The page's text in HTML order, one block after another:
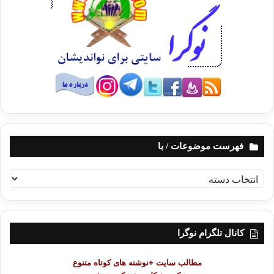
دست آوردن آن را داريم كسب پست و جايگاه والایی در اجتماع است.
به گونه­اي تربيت نشده­ايم كه دغدغه­ي اصلي­مان در زندگي­ مقام و ارزشمان نزد
پروردگار باشد.
و اين وضعيت ميان آداب و فرهنگ جامعه­اي كه در آن بزرگ شده­ايم و محيط
جديدي كه در آن را باور جديدي و فرهنگ جديدي پيدا كرده­ايم تضاد و نزاع درست
اراده، تصميم گيري و حر كت در مسير جديد را از ما سلب مي­كند. از اين رو لازم
اصحابش را تربيت كرد … اصحابي كه دوران جاهليت بت­ها را پرستش مي­كردند و
انواع كارهاي ناروا انجام مي­دادند سپس با ايمان آوردن تبدیل به نسل بي­نظيري
در تاريخ بشريت شدند.
ضروريست كه هدف واقعي زندگي­مان را مشخص كنيم، البته دنيا را به عنوان
مهمترين هدف انتخاب نكنيم… نيتمان را تصحيح كنيم.. و بايد در فكر و ذهن خود
فهرست موضوعات / با
ه
ر
کانال تلگرام نوگرا
مطالب سایت +نوشته های کوتاه متنوع